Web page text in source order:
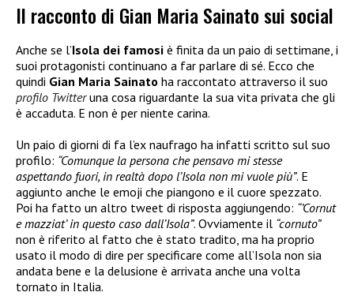
Il racconto di Gian Maria Sainato sui social
Anche se l’Isola dei famosi è finita da un paio di settimane, i
suoi protagonisti continuano a far parlare di sé. Ecco che
quindi Gian Maria Sainato ha raccontato attraverso il suo
profilo Twitteruna cosa riguardante la sua vita privata che gli
è accaduta. E non è per niente carina.
Un paio di giorni di fa l’ex naufrago ha infatti scritto sul suo
profilo: “Comunque la persona che pensavo mi stesse
aspettando fuori, in realtà dopo l’Isola non mi vuole più”. E
aggiunto anche le emoji che piangono e il cuore spezzato.
Poi ha fatto un altro tweet di risposta aggiungendo: “’Cornut
e mazziat’ in questo caso dall’Isola”. Ovviamente il “cornuto”
non è riferito al fatto che è stato tradito, ma ha proprio
usato il modo di dire per specificare come all’Isola non sia
andata bene e la delusione è arrivata anche una volta
tornato in Italia.